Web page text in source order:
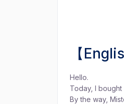
【
Hello.
Today, I bought
By the way,